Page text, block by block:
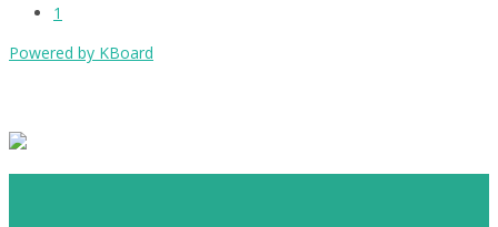
1
Powered by KBoard